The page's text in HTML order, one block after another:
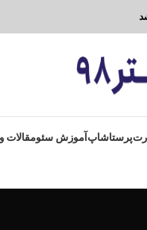
پرستاشاپآموزش سئومقالات